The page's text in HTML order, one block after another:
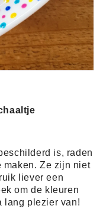
is, raden
maken. Ze zijn niet
liever een
om de kleuren
lang plezier van!